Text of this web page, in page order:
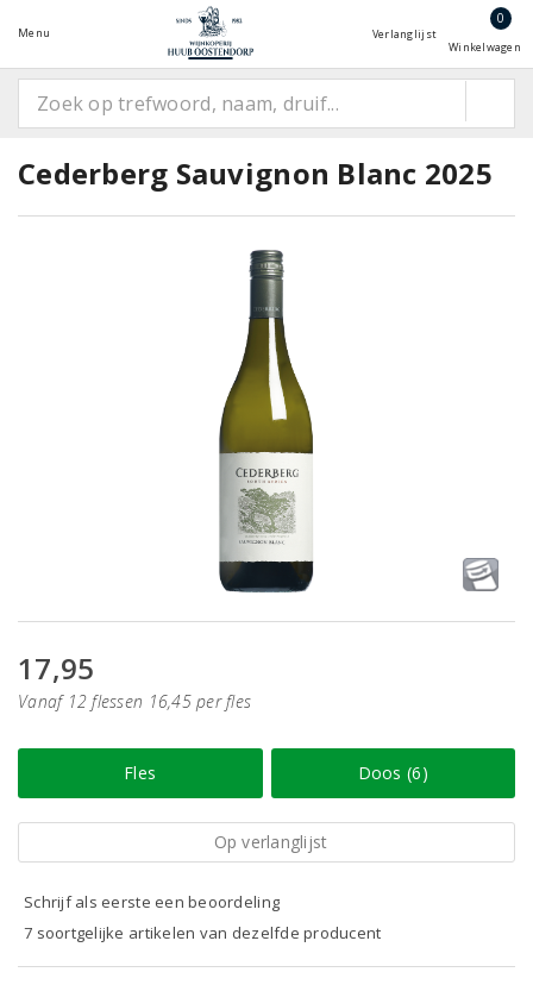
Menu Verlanglijst
0
Winkelwagen
Cederberg Sauvignon Blanc 2025
17,95
Vanaf 12 flessen 16,45 per fles
Fles Doos (6)
Op verlanglijst
Schrijf als eerste een beoordeling
7 soortgelijke artikelen van dezelfde producent